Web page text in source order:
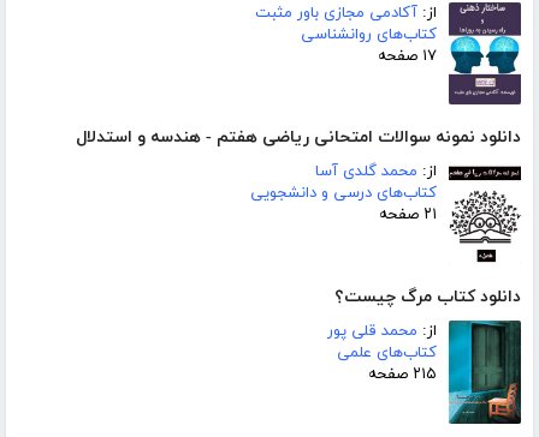
از: آکادمی مجازی باور مثبت
کتاب‌های روانشناسی
۱۷ صفحه
دانلود نمونه سوالات امتحانی ریاضی هفتم - هندسه و استدلال
از: محمد گلدی آسا
کتاب‌های درسی و دانشجویی
۲۱ صفحه
دانلود کتاب مرگ چیست؟
از: محمد قلی پور
کتاب‌های علمی
۲۱۵ صفحه